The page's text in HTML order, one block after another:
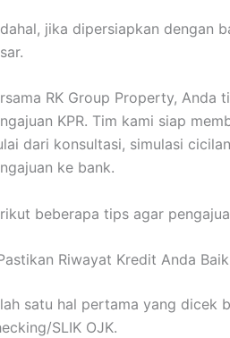
jika dipersiapkan dengan
RK Group Property, Anda
KPR. Tim kami siap
dari konsultasi, simulasi
ke bank.
beberapa tips agar
Riwayat Kredit Anda Baik
satu hal pertama yang dicek
SLIK OJK.